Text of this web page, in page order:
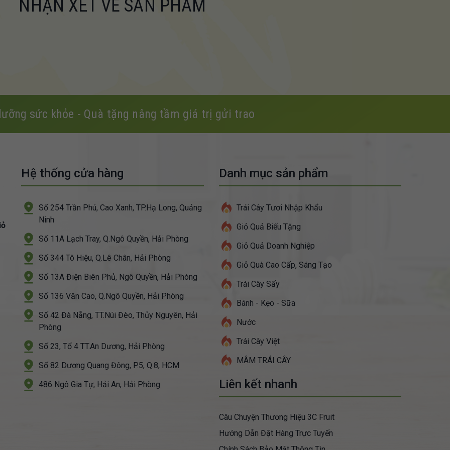
NHẬN XÉT VỀ SẢN PHẨM
sức khỏe - Quà tặng nâng tầm giá trị gửi trao
Hệ thống cửa hàng
Số 254 Trần Phú, Cao Xanh, TP.Hạ Long, Quảng
Ninh
Số 11A Lạch Tray, Q.Ngô Quyền, Hải Phòng
Số 344 Tô Hiệu, Q.Lê Chân, Hải Phòng
Số 13A Điện Biên Phủ, Ngô Quyền, Hải Phòng
Số 136 Văn Cao, Q.Ngô Quyền, Hải Phòng
Số 42 Đà Nẵng, TT.Núi Đèo, Thủy Nguyên, Hải
Phòng
Số 23, Tổ 4 TT.An Dương, Hải Phòng
Số 82 Dương Quang Đông, P.5, Q.8, HCM
486 Ngô Gia Tự, Hải An, Hải Phòng
Danh mục sản phẩm
Trái Cây Tươi Nhập Khẩu
Giỏ Quả Biếu Tặng
Giỏ Quả Doanh Nghiệp
Giỏ Quà Cao Cấp, Sáng Tạo
Trái Cây Sấy
Bánh - Kẹo - Sữa
Nước
Trái Cây Việt
MÂM TRÁI CÂY
Liên kết nhanh
Câu Chuyện Thương Hiệu 3C Fruit
Hướng Dẫn Đặt Hàng Trực Tuyến